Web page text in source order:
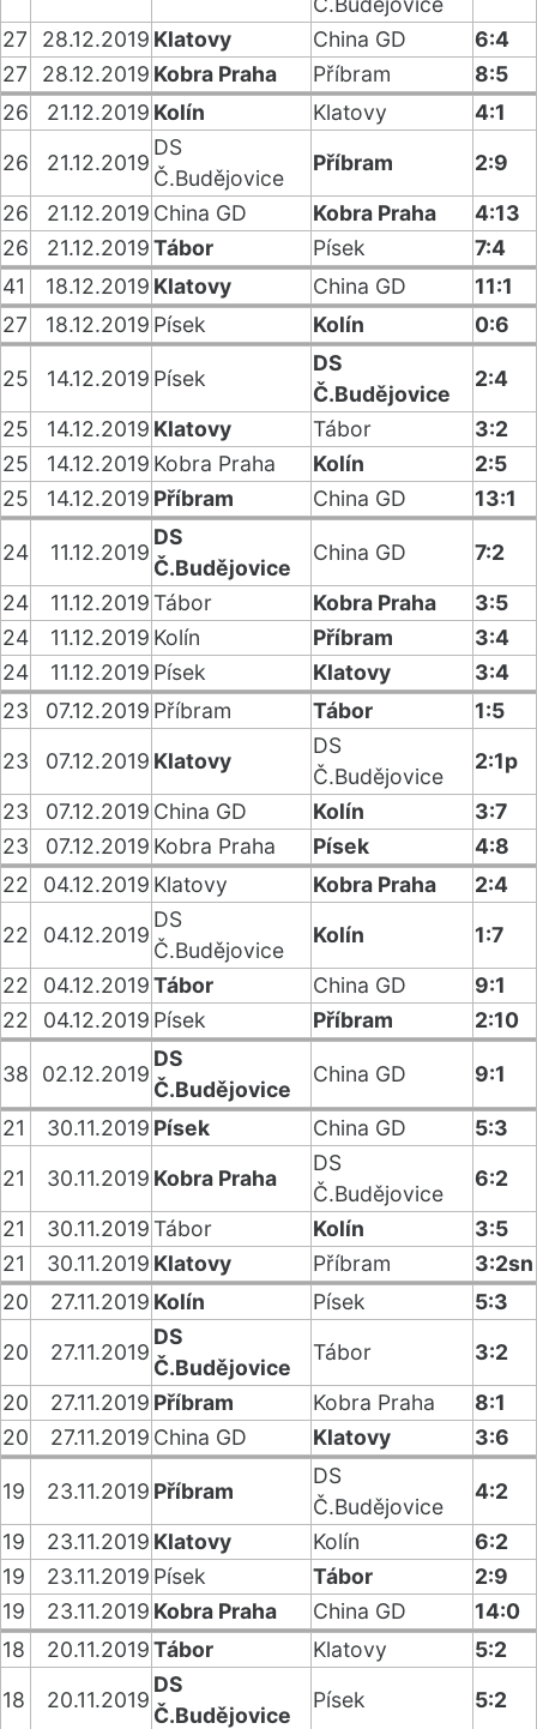
27
28.12.2019 Klatovy China GD
6:4
27
28.12.2019 Kobra Praha Příbram
8:5
26
21.12.2019 Kolín Klatovy
4:1
26
21.12.2019
DS
Č.Budějovice
Příbram
2:9
26
21.12.2019 China GD Kobra Praha
4:13
26
21.12.2019Tábor Písek
7:4
41
18.12.2019 Klatovy China GD
11:1
27
18.12.2019 Písek Kolín 0:6
25 14.12.2019 Písek
DS
Č.Budějovice
2:4
25
14.12.2019 Klatovy Tábor
3:2
25
14.12.2019 Kobra Praha Kolín
2:5
25
14.12.2019 Příbram China GD 13:1
24 11.12.2019
DS
Č.Budějovice
China GD
7:2
24
11.12.2019Tábor Kobra Praha
3:5
24
11.12.2019 Kolín Příbram
3:4
24
11.12.2019 Písek Klatovy
3:4
23
07.12.2019 Příbram Tábor
1:5
23
07.12.2019 Klatovy
DS
Č.Budějovice
2:1p
23
07.12.2019 China GD Kolín
3:7
23
07.12.2019 Kobra Praha Písek
4:8
22
04.12.2019 Klatovy Kobra Praha
2:4
22
04.12.2019
DS
Č.Budějovice
Kolín
1:7
22
04.12.2019Tábor China GD
9:1
22
04.12.2019 Písek Příbram 2:10
38 02.12.2019
DS
Č.Budějovice
China GD 9:1
21 30.11.2019 Písek China GD
5:3
21
30.11.2019 Kobra Praha
DS
Č.Budějovice
6:2
21
30.11.2019Tábor Kolín
3:5
21
30.11.2019 Klatovy Příbram
3:2sn
20
27.11.2019 Kolín Písek
5:3
20
27.11.2019
DS
Č.Budějovice
Tábor
3:2
20
27.11.2019 Příbram Kobra Praha
8:1
20
27.11.2019 China GD Klatovy 3:6
19 23.11.2019 Příbram
DS
Č.Budějovice
4:2
19
23.11.2019 Klatovy Kolín
6:2
19
23.11.2019 Písek Tábor
2:9
19
23.11.2019 Kobra Praha China GD
14:0
18
20.11.2019Tábor Klatovy
5:2
18
20.11.2019
DS
Č.Budějovice
Písek
5:2